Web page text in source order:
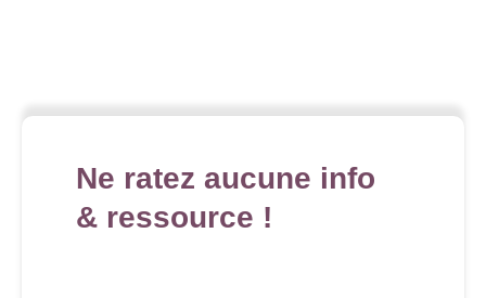
Ne ratez aucune info
& ressource !